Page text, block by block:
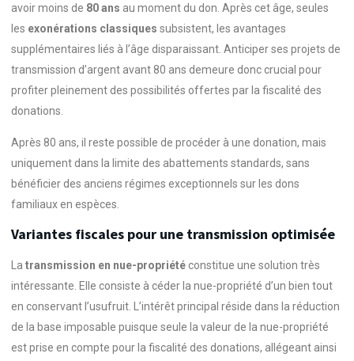
avoir moins de 80 ans au moment du don. Après cet âge, seules
les exonérations classiques subsistent, les avantages
supplémentaires liés à l’âge disparaissant. Anticiper ses projets de
transmission d’argent avant 80 ans demeure donc crucial pour
profiter pleinement des possibilités offertes par la fiscalité des
donations.
Après 80 ans, il reste possible de procéder à une donation, mais
uniquement dans la limite des abattements standards, sans
bénéficier des anciens régimes exceptionnels sur les dons
familiaux en espèces.
Variantes fiscales pour une transmission optimisée
La transmission en nue-propriété constitue une solution très
intéressante. Elle consiste à céder la nue-propriété d’un bien tout
en conservant l’usufruit. L’intérêt principal réside dans la réduction
de la base imposable puisque seule la valeur de la nue-propriété
est prise en compte pour la fiscalité des donations, allégeant ainsi